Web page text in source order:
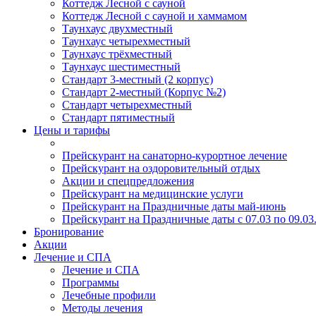
Коттедж Лесной с сауной
Коттедж Лесной с сауной и хаммамом
Таунхаус двухместный
Таунхаус четырехместный
Таунхаус трёхместный
Таунхаус шестиместный
Стандарт 3-местный (2 корпус)
Стандарт 2-местный (Корпус №2)
Стандарт четырехместный
Стандарт пятиместный
Цены и тарифы
Прейскурант на санаторно-курортное лечение
Прейскурант на оздоровительный отдых
Акции и спецпредложения
Прейскурант на медицинские услуги
Прейскурант на Праздничные даты май-июнь
Прейскурант на Праздничные даты с 07.03 по
Бронирование
Акции
Лечение и СПА
Лечение и СПА
Программы
Лечебные профили
Методы лечения